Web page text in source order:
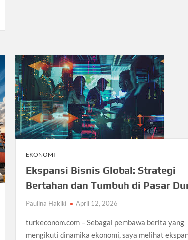
EKONOMI
Ekspansi Bisnis Global: Strategi
Bertahan dan Tumbuh di Pasar
Paulina Hakiki April 12, 2026
turkeconom.com – Sebagai pembawa berita yang
mengikuti dinamika ekonomi, saya melihat